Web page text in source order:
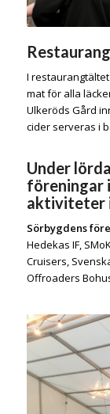
I
mat för alla
Ulkeröds Gård
cider serveras i
Under
föreningar
aktiviteter
Sörbygdens
Hedekas IF,
Cruisers,
Offroaders